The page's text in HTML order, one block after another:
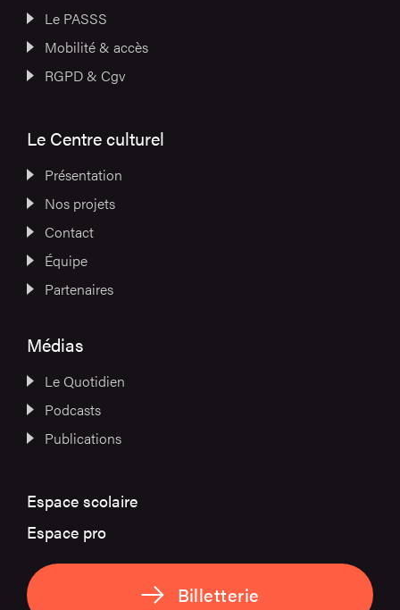
Le PASSS
Mobilité & accès
RGPD & Cgv
Le Centre culturel
Présentation
Nos projets
Contact
Équipe
Partenaires
Médias
Le Quotidien
Podcasts
Publications
Espace scolaire
Espace pro
Billetterie